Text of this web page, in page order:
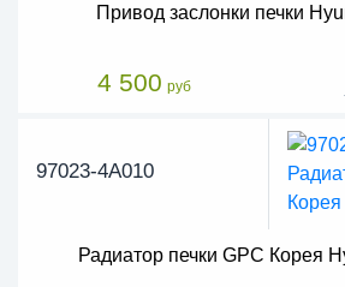
Привод заслонки печки
4 500 руб
97023-4A010
Радиатор печки GPC Корея